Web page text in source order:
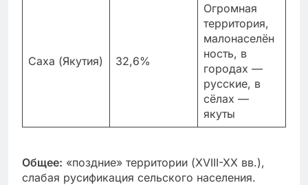
Саха (Якутия) 32,6%
Огромная
территория,
малонаселён
ность, в
городах —
русские, в
сёлах —
якуты
Общее: «поздние» территории (XVIII-XX вв.),
слабая русификация сельского населения.